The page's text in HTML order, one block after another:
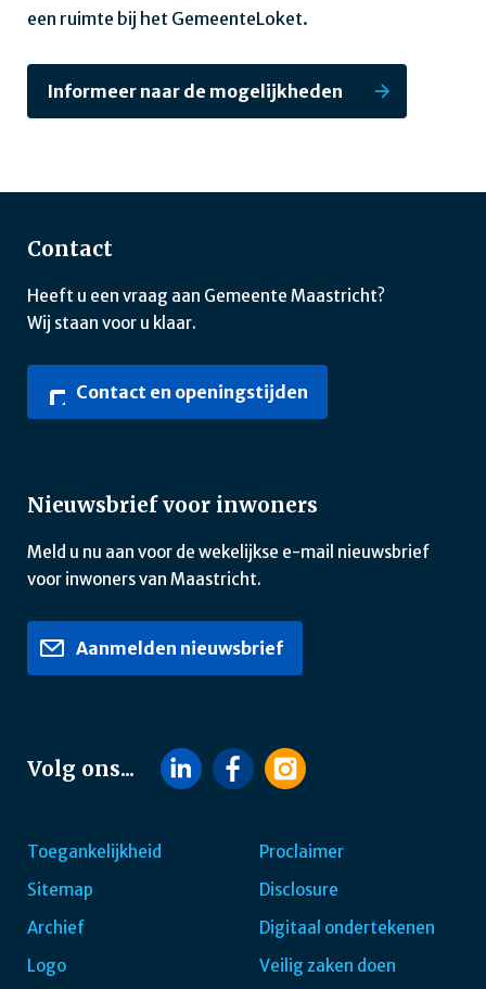
een ruimte bij het GemeenteLoket.
Informeer naar de mogelijkheden
Contact
Heeft u een vraag aan Gemeente Maastricht?
Wij staan voor u klaar.
Contact en openingstijden
Nieuwsbrief voor inwoners
Meld u nu aan voor de wekelijkse e-mail nieuwsbrief
voor inwoners van Maastricht.
Aanmelden nieuwsbrief
Volg ons...
Footer
navigatie
Toegankelijkheid
Sitemap
Archief
Logo
Proclaimer
Disclosure
Digitaal ondertekenen
Veilig zaken doen